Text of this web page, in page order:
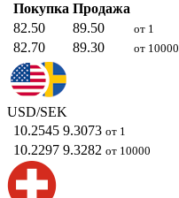
Покупка Продажа
82.50
89.50 от 1
82.70 89.30 от 10000
USD/SEK
10.2545 9.3073 от 1
10.2297 9.3282 от 10000